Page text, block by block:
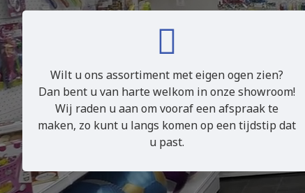
Wilt u ons assortiment met eigen ogen zien?
Dan bent u van harte welkom in onze showroom!
Wij raden u aan om vooraf een afspraak te
maken, zo kunt u langs komen op een tijdstip dat
u past.